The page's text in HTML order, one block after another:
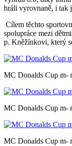
hráli vyrovnaně, i tak
Cílem těchto
spolupráce mezi
p. Kněžínkovi, který
MC Donalds Cup m-
MC Donalds Cup m-
MC Donalds Cup m-